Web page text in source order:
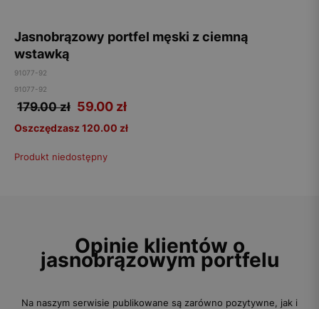
Jasnobrązowy portfel męski z ciemną
wstawką
91077-92
91077-92
179.00 zł 59.00 zł
Oszczędzasz 120.00 zł
Produkt niedostępny
Opinie klientów o
jasnobrązowym portfelu
Na naszym serwisie publikowane są zarówno pozytywne, jak i